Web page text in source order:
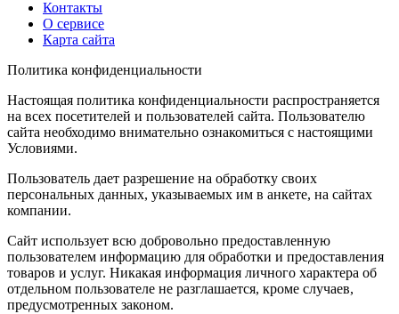
Контакты
О сервисе
Карта сайта
Политика конфиденциальности
Настоящая политика конфиденциальности распространяется
на всех посетителей и пользователей сайта. Пользователю
сайта необходимо внимательно ознакомиться с настоящими
Условиями.
Пользователь дает разрешение на обработку своих
персональных данных, указываемых им в анкете, на сайтах
компании.
Сайт использует всю добровольно предоставленную
пользователем информацию для обработки и предоставления
товаров и услуг. Никакая информация личного характера об
отдельном пользователе не разглашается, кроме случаев,
предусмотренных законом.